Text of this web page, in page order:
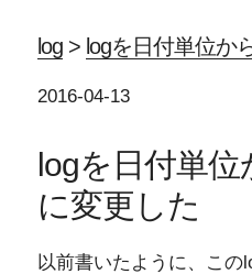
log> logを日付単位か
2016-04-13
logを日付単位
に変更した
以前書いたように、この